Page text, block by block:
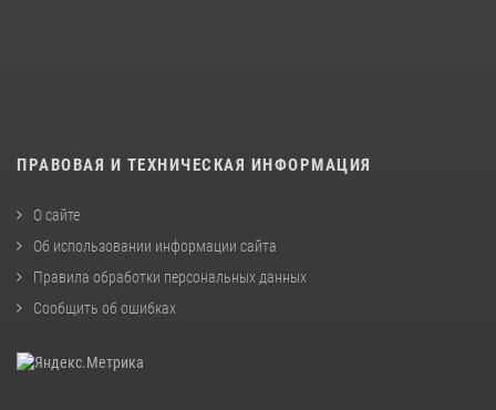
ПРАВОВАЯ И ТЕХНИЧЕСКАЯ ИНФОРМАЦИЯ
О сайте
Об использовании информации сайта
Правила обработки персональных данных
Сообщить об ошибках